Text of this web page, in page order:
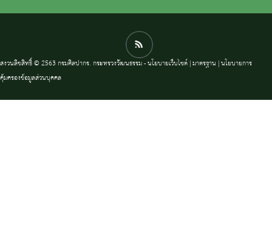
สงวนลิขสิทธิ์ © 2563 กรมศิลปากร. กระทรวงวัฒนธรรม -นโยบายเว็บไซต์|มาตรฐาน |นโยบายการ
คุ้มครองข้อมูลส่วนบุคคล